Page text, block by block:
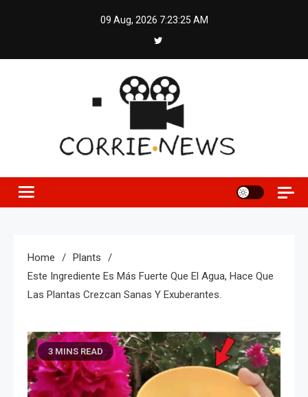
09 Aug, 2026 7:23:25 AM
Home
Plants
Este Ingrediente Es Más Fuerte Que El Agua, Hace Que
Las Plantas Crezcan Sanas Y Exuberantes.
3 MINS READ